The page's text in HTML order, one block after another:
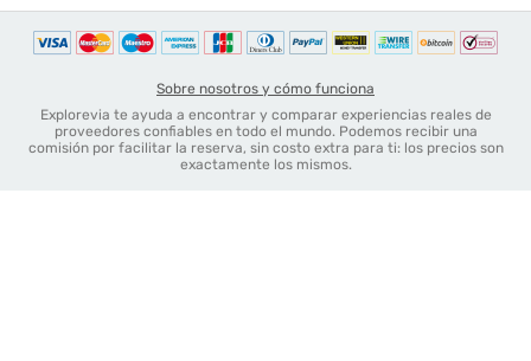
Sobre nosotros y cómo funciona
Explorevia te ayuda a encontrar y comparar experiencias reales de
proveedores confiables en todo el mundo. Podemos recibir una
comisión por facilitar la reserva, sin costo extra para ti: los precios son
exactamente los mismos.